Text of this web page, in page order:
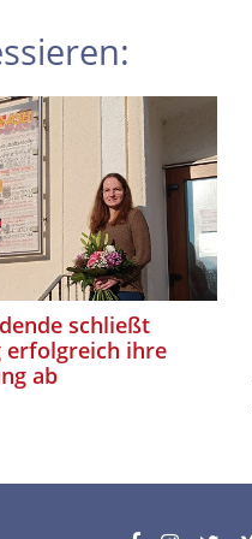
schließt
erfolgreich ihre
ab